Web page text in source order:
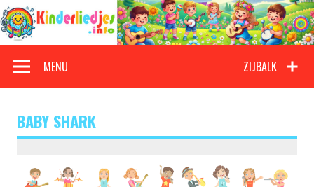
Doorgaan
naar
inhoud
Kinderliedjes
ZIJBALK
MENU
BABY SHARK